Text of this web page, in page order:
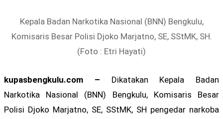
Kepala Badan Narkotika Nasional (BNN) Bengkulu,
Komisaris Besar Polisi Djoko Marjatno, SE, SStMK, SH.
(Foto : Etri Hayati)
kupasbengkulu.com – Dikatakan Kepala Badan
Narkotika Nasional (BNN) Bengkulu, Komisaris Besar
Polisi Djoko Marjatno, SE, SStMK, SH pengedar narkoba